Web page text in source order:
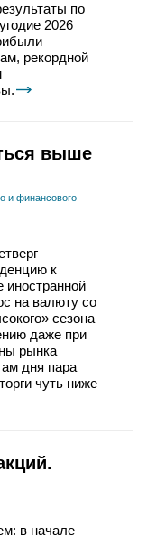
по
2026
рекордной
выше
и финансового
к
на валюту со
сезона
даже при
рынка
дня пара
чуть ниже
в начале